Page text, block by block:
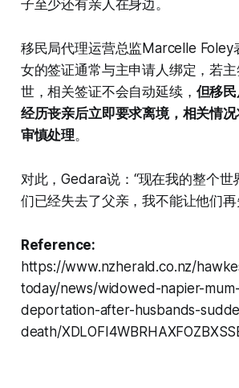
子至少还有亲人在身边。
移民局代理运营总监Marcelle Foley
女的签证通常与主申请人绑定，若
世，相关签证不会自动延续， 但移
经历丧亲后立即要求离境，相关情况
审慎处理。
对此，Gedara说：“现在我的整个世
们已经失去了父亲，我不能让他们
Reference:
https://www.nzherald.co.nz/
today/news/widowed-napier-
deportation-after-husbands-
death/